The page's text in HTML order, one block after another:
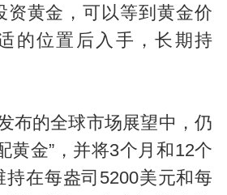
资黄金，可以等到黄金价
的位置后入手，长期持
布的全球市场展望中，仍
黄金”，并将3个月和12个
持在每盎司5200美元和每